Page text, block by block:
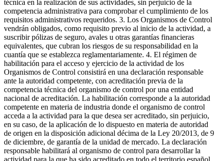
técnica en la realización de sus actividades, sin perjuicio de la
competencia administrativa para comprobar el cumplimiento de los
requisitos administrativos requeridos. 3. Los Organismos de Control
vendrán obligados, como requisito previo al inicio de la actividad, a
suscribir pólizas de seguro, avales u otras garantías financieras
equivalentes, que cubran los riesgos de su responsabilidad en la
cuantía que se establezca reglamentariamente. 4. El régimen de
habilitación para el acceso y ejercicio de la actividad de los
Organismos de Control consistirá en una declaración responsable
ante la autoridad competente, con acreditación previa de la
competencia técnica del organismo de control por una entidad
nacional de acreditación. La habilitación corresponde a la autoridad
competente en materia de industria donde el organismo de control
acceda a la actividad para la que desea ser acreditado, sin perjuicio,
en su caso, de la aplicación de lo dispuesto en materia de autoridad
de origen en la disposición adicional décima de la Ley 20/2013, de 9
de diciembre, de garantía de la unidad de mercado. La declaración
responsable habilitará al organismo de control para desarrollar la
actividad para la que ha sido acreditado en todo el territorio español